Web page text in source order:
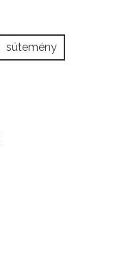
sütemény